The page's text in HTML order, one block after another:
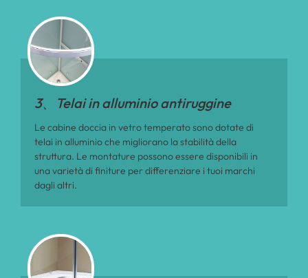
3、Telai in alluminio antiruggine
Le cabine doccia in vetro temperato sono dotate di
telai in alluminio che migliorano la stabilità della
struttura. Le montature possono essere disponibili in
una varietà di finiture per differenziare i tuoi marchi
dagli altri.